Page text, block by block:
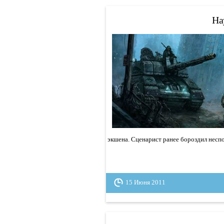
экшена. Сценарист ранее бороздил
15 Июня 2011